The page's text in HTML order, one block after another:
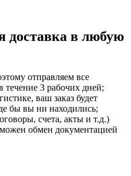
доставка в любую
отправляем все
3 рабочих дней;
ваш заказ будет
бы вы ни находились;
счета, акты и т.д.)
обмен документацией